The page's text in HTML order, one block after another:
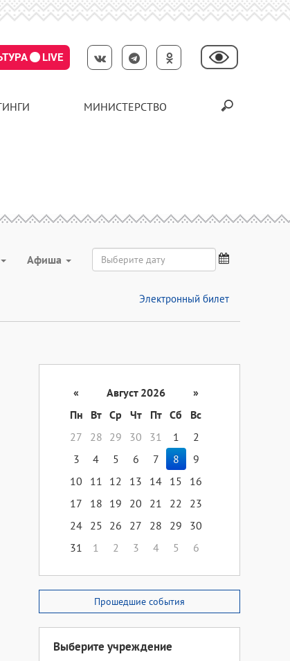
LIVE
МИНИСТЕРСТВО
Aфиша
Электронный билет
« Август 2026
»
Пн
Вт Ср Чт Пт Сб
Вс
27
28 29 30 31 1
2
3
4 5 6 7 8
9
10
11 12 13 14 15
16
17
18 19 20 21 22
23
24 25 26 27 28 29
30
31
1 2 3 4 5 6
Прошедшие события
Выберите учреждение